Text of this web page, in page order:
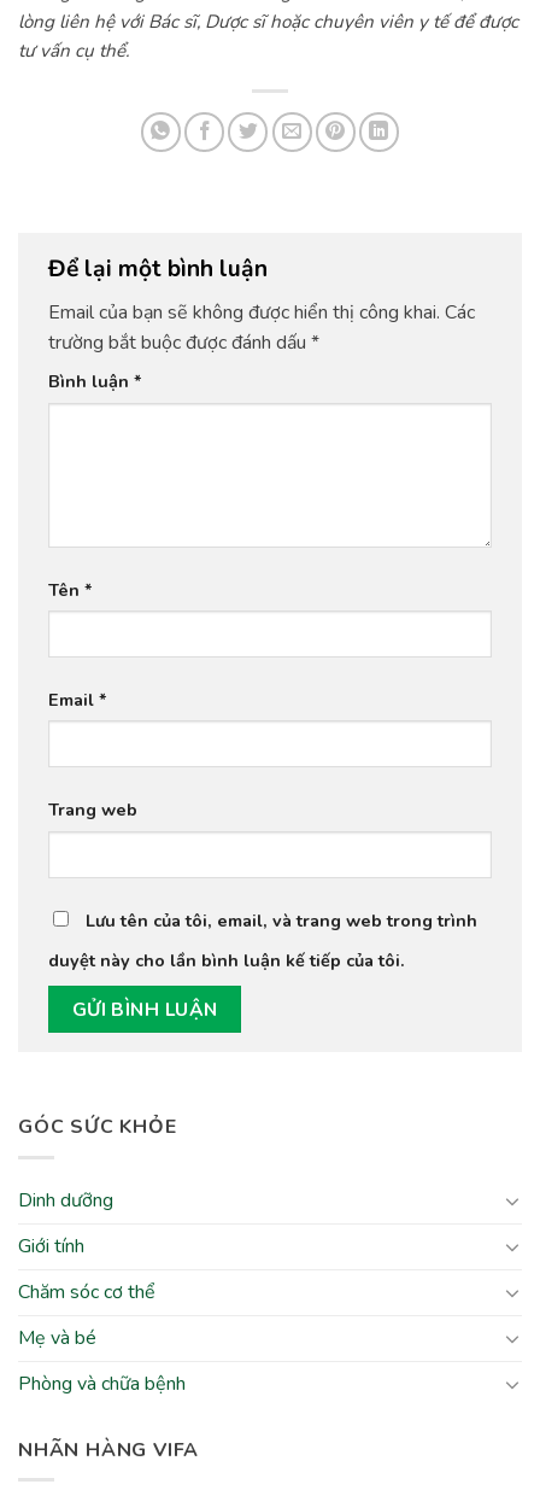
GÓC SỨC KHỎE
Dinh dưỡng
Giới tính
Chăm sóc cơ thể
Mẹ và bé
Phòng và chữa bệnh
NHÃN HÀNG VIFA
lòng liên hệ với Bác sĩ, Dược sĩ hoặc chuyên viên y tế để được
tư vấn cụ thể.
Để lại một bình luận
Email của bạn sẽ không được hiển thị công khai. Các
trường bắt buộc được đánh dấu *
Bình luận *
Tên *
Email *
Trang web
Lưu tên của tôi, email, và trang web trong trình
duyệt này cho lần bình luận kế tiếp của tôi.